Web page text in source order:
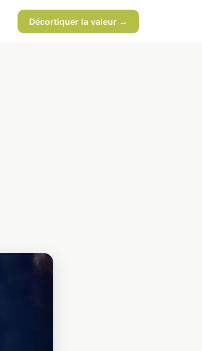
Décortiquer la valeur →